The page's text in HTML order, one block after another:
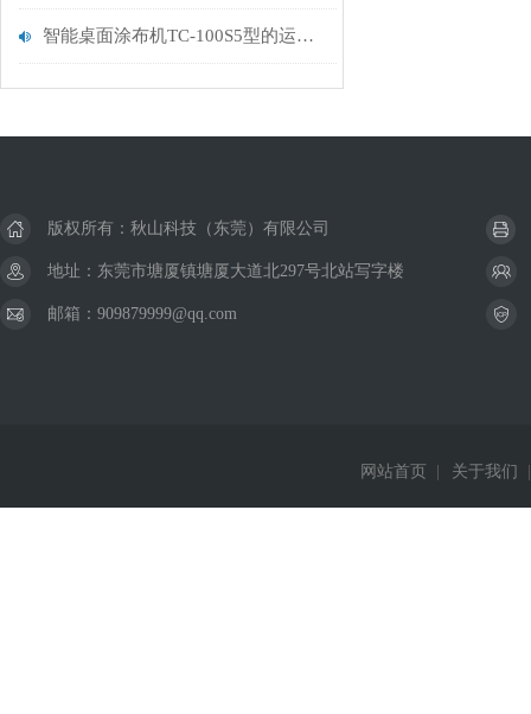
智能桌面涂布机TC-100S5型的运用及优势
版权所有：秋山科技（东莞）有限公司
地址：东莞市塘厦镇塘厦大道北297号北站写字楼
邮箱：909879999@qq.com
网站首页 关于我们